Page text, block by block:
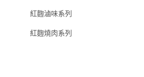
紅麴滷味系列
紅麴燒肉系列